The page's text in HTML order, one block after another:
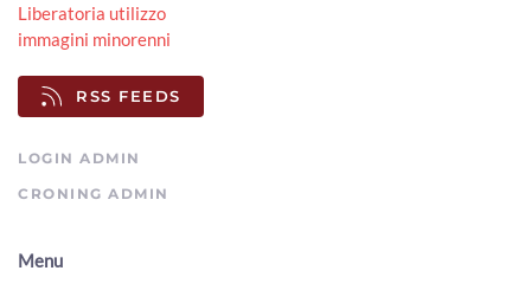
della Birra 2026
00:01:07 - Lunedì, 20 Luglio 2026
Liberatoria utilizzo
immagini minorenni
RSS FEEDS
LOGIN ADMIN
CRONING ADMIN
Menu